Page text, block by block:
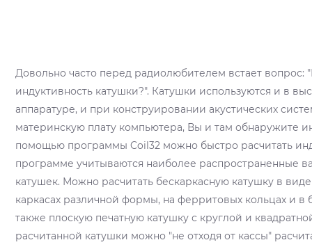
Довольно часто перед радиолюбителем встает вопрос:
индуктивность катушки?". Катушки используются и в
аппаратуре, и при конструировании акустических
материнскую плату компьютера, Вы и там обнаружите
помощью программы Coil32 можно быстро расчитать
программе учитываются наиболее распространенные
катушек. Можно расчитать бескаркасную катушку в
каркасах различной формы, на ферритовых кольцах и в
также плоскую печатную катушку с круглой и
расчитанной катушки можно "не отходя от кассы"